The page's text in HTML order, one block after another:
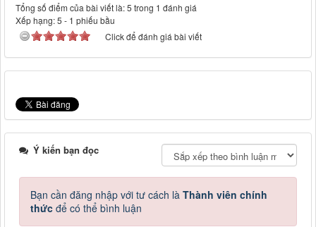
Tổng số điểm của bài viết là: 5 trong 1 đánh giá
Xếp hạng:5 - 1 phiếu bầu
Click để đánh giá bài viết
Ý kiến bạn đọc
Bạn cần đăng nhập với tư cách là Thành viên chính
thức để có thể bình luận